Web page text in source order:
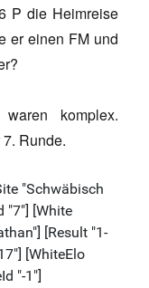
P die Heimreise
er einen FM und
komplex.
Runde.